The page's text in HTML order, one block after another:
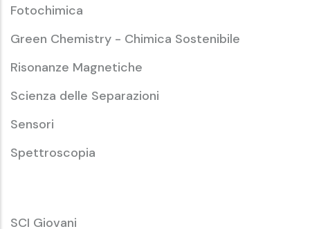
Fotochimica
Green Chemistry - Chimica Sostenibile
Risonanze Magnetiche
Scienza delle Separazioni
Sensori
Spettroscopia
SCI
SCI Giovani